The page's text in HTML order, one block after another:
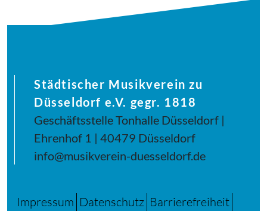
Städtischer Musikverein zu
Düsseldorf e.V. gegr. 1818
Geschäftsstelle Tonhalle Düsseldorf |
Ehrenhof 1 | 40479 Düsseldorf
info@musikverein-duesseldorf.de
Impressum Datenschutz Barrierefreiheit